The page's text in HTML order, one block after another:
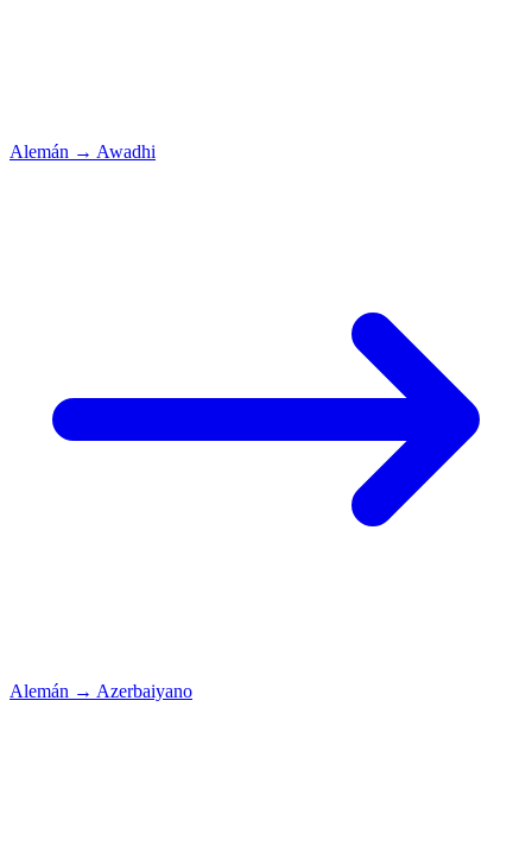
Alemán → Awadhi
Alemán → Azerbaiyano